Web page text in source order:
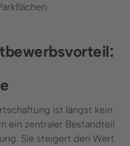
ist längst kein
ein zentraler Bestandteil
Sie steigert den Wert